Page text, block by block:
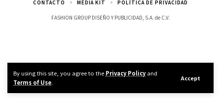
By using this site, you agree to the Privacy Policyand
Terms of Use.
Accept
FASHION GROUP DISEÑO Y PUBLICIDAD, S.A. de C.V.
CONTACTO MEDIA KIT POLÍTICA DE PRIVACIDAD